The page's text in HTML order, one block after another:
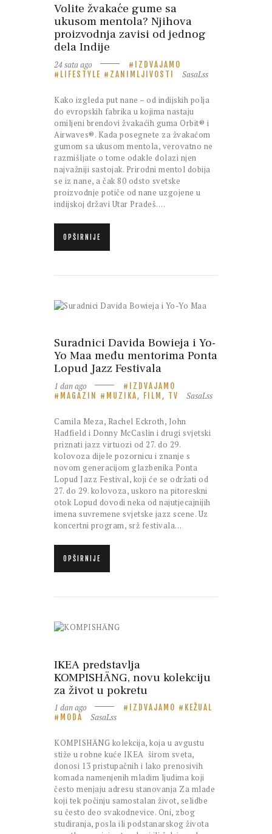
Volite žvakaće gume sa
ukusom mentola? Njihova
proizvodnja zavisi od jednog
dela Indije
24 sata ago
IZDVAJAMO
LIFESTYLE
ZANIMLJIVOSTI SasaLss
Kako izgleda put nane – od indijskih polja
do evropskih fabrika u kojima nastaju
omiljeni brendovi žvakaćih guma Orbit® i
Airwaves®. Kada posegnete za žvakaćom
gumom sa ukusom mentola, verovatno ne
razmišljate o tome odakle dolazi njen
najvažniji sastojak. Prirodni mentol dobija
se iz nane, a čak 80 odsto svetske
proizvodnje potiče od nane uzgojene u
indijskoj državi Utar Pradeš.…
OPŠIRNIJE
Suradnici Davida Bowieja i Yo-
Yo Maa među mentorima Ponta
Lopud Jazz Festivala
1 dan ago
IZDVAJAMO
MAGAZIN
MUZIKA, FILM, TV SasaLss
Camila Meza, Rachel Eckroth, John
Hadfield i Donny McCaslin i drugi svjetski
priznati jazz virtuozi od 27. do 29.
kolovoza dijele pozornicu i znanje s
novom generacijom glazbenika Ponta
Lopud Jazz Festival, koji će se održati od
27. do 29. kolovoza, uskoro na pitoreskni
otok Lopud dovodi neka od najutjecajnijih
imena suvremene svjetske jazz scene. Uz
koncertni program, srž festivala…
OPŠIRNIJE
IKEA predstavlja
KOMPISHÄNG, novu kolekciju
za život u pokretu
1 dan ago IZDVAJAMO
KEŽUAL
MODA
SasaLss
KOMPISHÄNG kolekcija, koja u avgustu
stiže u robne kuće IKEA širom sveta,
donosi 13 pristupačnih i lako prenosivih
komada namenjenih mladim ljudima koji
često menjaju adresu stanovanja Za mlade
koji tek počinju samostalan život, selidbe
su često deo svakodnevice. Oni, zbog
studiranja, posla ili podstanarskog života